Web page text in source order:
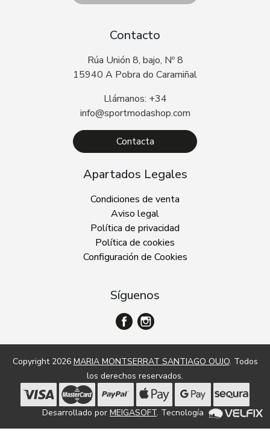
Contacto
Rúa Unión 8, bajo, Nº 8
15940 A Pobra do Caramiñal
Llámanos: +34
info@sportmodashop.com
Contacta
Apartados Legales
Condiciones de venta
Aviso legal
Política de privacidad
Política de cookies
Configuración de Cookies
Síguenos
Copyright 2026 MARIA MONTSERRAT SANTIAGO OUJO. Todos
los derechos reservados.
Desarrollado por MEIGASOFT. Tecnología